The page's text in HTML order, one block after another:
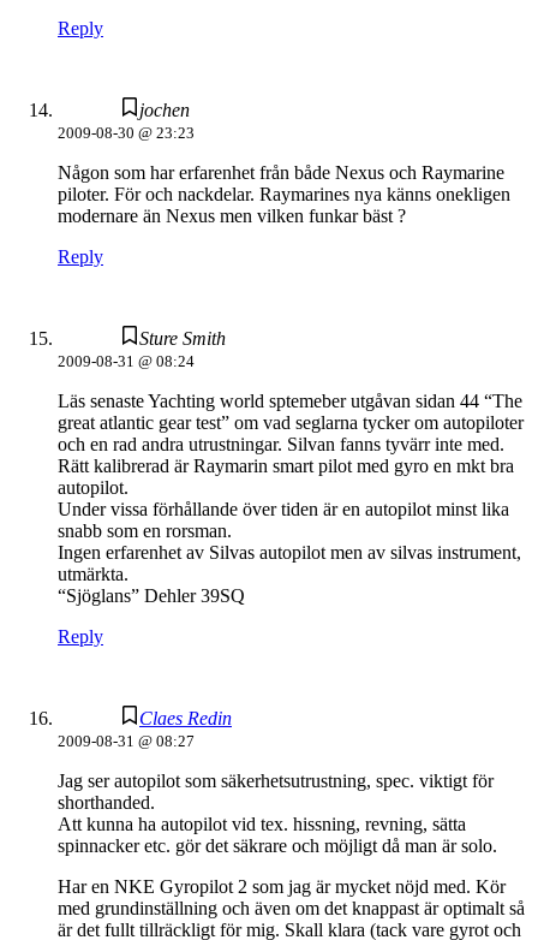
Reply
jochen
2009-08-30 @ 23:23
Någon som har erfarenhet från både Nexus och Raymarine
piloter. För och nackdelar. Raymarines nya känns onekligen
modernare än Nexus men vilken funkar bäst ?
Reply
Sture Smith
2009-08-31 @ 08:24
Läs senaste Yachting world sptemeber utgåvan sidan 44 “The
great atlantic gear test” om vad seglarna tycker om autopiloter
och en rad andra utrustningar. Silvan fanns tyvärr inte med.
Rätt kalibrerad är Raymarin smart pilot med gyro en mkt bra
autopilot.
Under vissa förhållande över tiden är en autopilot minst lika
snabb som en rorsman.
Ingen erfarenhet av Silvas autopilot men av silvas instrument,
utmärkta.
“Sjöglans” Dehler 39SQ
Reply
Claes Redin
2009-08-31 @ 08:27
Jag ser autopilot som säkerhetsutrustning, spec. viktigt för
shorthanded.
Att kunna ha autopilot vid tex. hissning, revning, sätta
spinnacker etc. gör det säkrare och möjligt då man är solo.
Har en NKE Gyropilot 2 som jag är mycket nöjd med. Kör
med grundinställning och även om det knappast är optimalt så
är det fullt tillräckligt för mig. Skall klara (tack vare gyrot och